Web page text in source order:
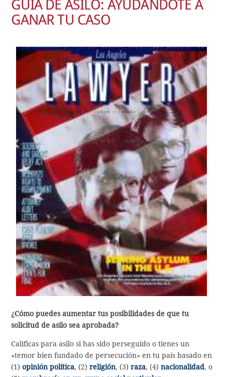
GUÍA DE ASILO: AYUDÁNDOTE A
GANAR TU CASO
¿Cómo puedes aumentar tus posibilidades de que tu
solicitud de asilo sea aprobada?
Calificas para asilo si has sido perseguido o tienes un
«temor bien fundado de persecución» en tu país basado en
(1)opinión política, (2)religión, (3)raza, (4)nacionalidad, o